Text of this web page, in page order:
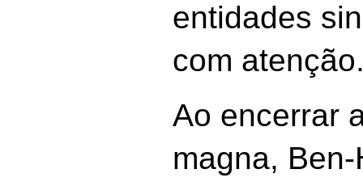
entidades
com
Ao encerrar
magna,